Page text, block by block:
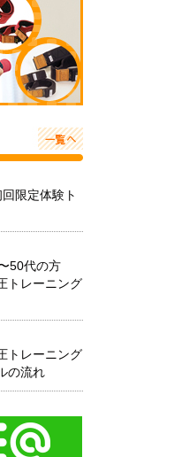
限定体験ト
50代の方
トレーニング
トレーニング
の流れ